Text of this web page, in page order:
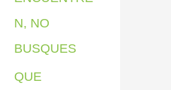
N, NO
BUSQUES
QUE